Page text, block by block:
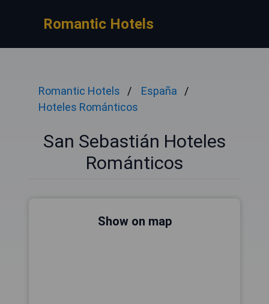
Romantic Hotels
Romantic Hotels
España
Hoteles Románticos
San Sebastián Hoteles
Románticos
Show on map